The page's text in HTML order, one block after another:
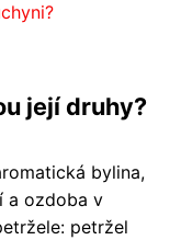
její druhy?
bylina,
a ozdoba v
petržel